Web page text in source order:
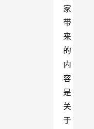
家
带
来
的
内
容
是
关
于